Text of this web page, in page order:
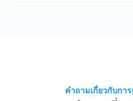
คำถามเกี่ยวกับกา